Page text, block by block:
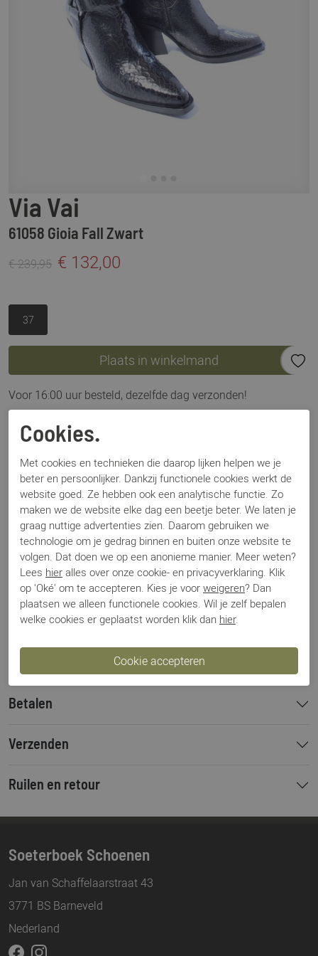
Via Vai
61058 Gioia Fall Zwart
€ 239,95 € 132,00
37
Plaats in winkelmand
Voor 16:00 uur besteld, dezelfde dag verzonden!
Omschrijving
Specificaties
Merk
Via Vai
Artikelnummer
61058 Gioia Fall
Los voetbed
Nee
Categorie
Enkellaars
Kleur
Zwart
Materiaal
Leer
Hakhoogte
6 cm
Betalen
Verzenden
Ruilen en retour
Soeterboek Schoenen
Jan van Schaffelaarstraat 43
3771 BS Barneveld
Nederland
Cookies.
Met cookies en technieken die daarop lijken helpen we je
beter en persoonlijker. Dankzij functionele cookies werkt de
website goed. Ze hebben ook een analytische functie. Zo
maken we de website elke dag een beetje beter. We laten je
graag nuttige advertenties zien. Daarom gebruiken we
technologie om je gedrag binnen en buiten onze website te
volgen. Dat doen we op een anonieme manier. Meer weten?
Lees hier alles over onze cookie- en privacyverklaring. Klik
op 'Oké' om te accepteren. Kies je voor weigeren? Dan
plaatsen we alleen functionele cookies. Wil je zelf bepalen
welke cookies er geplaatst worden klik dan hier.